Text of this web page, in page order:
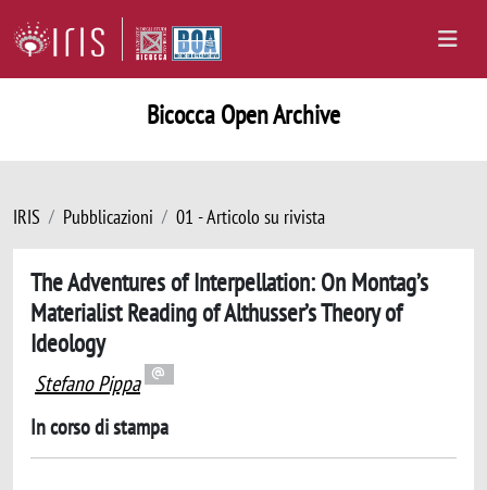
Bicocca Open Archive
IRIS Pubblicazioni 01 - Articolo su rivista
The Adventures of Interpellation: On Montag’s
Materialist Reading of Althusser’s Theory of
Ideology
Stefano Pippa
In corso di stampa